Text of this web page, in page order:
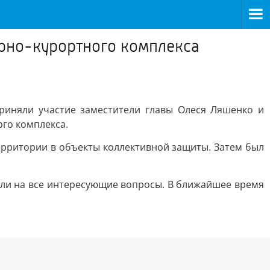
курортного комплекса
участие заместители главы Олеся Ляшенко и
комплекса.
в объекты коллективной защиты. Затем был
на все интересующие вопросы. В ближайшее время